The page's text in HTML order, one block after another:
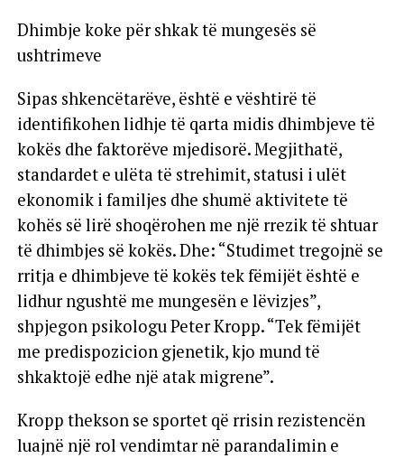
Dhimbje koke për shkak të mungesës së
ushtrimeve
Sipas shkencëtarëve, është e vështirë të
identifikohen lidhje të qarta midis dhimbjeve të
kokës dhe faktorëve mjedisorë. Megjithatë,
standardet e ulëta të strehimit, statusi i ulët
ekonomik i familjes dhe shumë aktivitete të
kohës së lirë shoqërohen me një rrezik të shtuar
të dhimbjes së kokës. Dhe: “Studimet tregojnë se
rritja e dhimbjeve të kokës tek fëmijët është e
lidhur ngushtë me mungesën e lëvizjes”,
shpjegon psikologu Peter Kropp. “Tek fëmijët
me predispozicion gjenetik, kjo mund të
shkaktojë edhe një atak migrene”.
Kropp thekson se sportet që rrisin rezistencën
luajnë një rol vendimtar në parandalimin e